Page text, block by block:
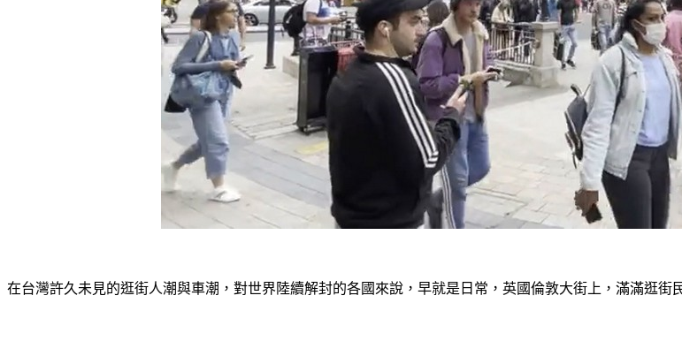
在台灣許久未見的逛街人潮與車潮，對世界陸續解封的各國來說，早就是日常，英國倫敦大街上，滿滿逛